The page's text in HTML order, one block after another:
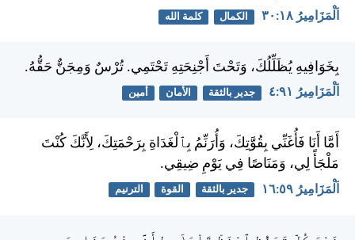
اَلْمَزَامِيرُ ١٨:‏٣٠ الكمال كلمة الله
بِخَوَافِيهِ يُظَلِّلُكَ، وَتَحْتَ أَجْنِحَتِهِ تَحْتَمِي. تُرْسٌ وَمِجَنٌّ حَقُّهُ.
اَلْمَزَامِيرُ ٩١:‏٤ جدير بالثقة الأمان أمين
أَمَّا أَنَا فَأُغَنِّي بِقُوَّتِكَ، وَأُرَنِّمُ بِٱلْغَدَاةِ بِرَحْمَتِكَ، لِأَنَّكَ كُنْتَ
مَلْجَأً لِي، وَمَنَاصًا فِي يَوْمِ ضِيقِي.
اَلْمَزَامِيرُ ٥٩:‏١٦ جدير بالثقة القوة الترنيم